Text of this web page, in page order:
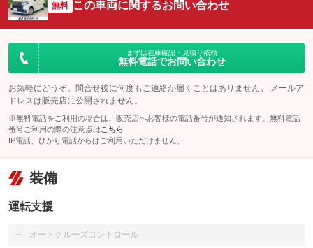
無料 この車両に関するお問い合わせ
まずは在庫確認・見積り依頼
無料電話でお問い合わせ
お気軽にどうぞ。問合せ後に何度もご連絡が届くことはありません。 メールア
ドレスは販売店に公開されません。
※無料電話をご利用の場合は、販売店へお客様の電話番号が通知されます。無料電話
番号ご利用の際の注意点は こちら
IP電話、ひかり電話からはご利用いただけません。
装備
運転支援
オートクルーズコントロール
：装備なし